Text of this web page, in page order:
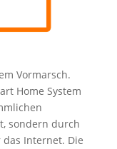
Vormarsch.
Home System
sondern durch
Internet. Die